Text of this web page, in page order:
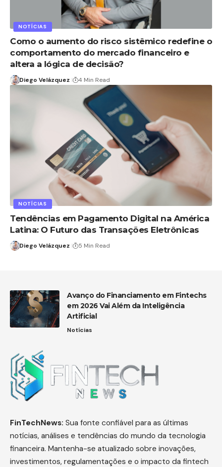
NOTÍCIAS
Como o aumento do risco sistêmico redefine o
comportamento do mercado financeiro e
altera a lógica de decisão?
Diego Velázquez 4 Min Read
NOTÍCIAS
Tendências em Pagamento Digital na América
Latina: O Futuro das Transações Eletrônicas
Diego Velázquez 5 Min Read
Avanço do Financiamento em Fintechs
em 2026 Vai Além da Inteligência
Artificial
Notícias
FinTechNews: Sua fonte confiável para as últimas
notícias, análises e tendências do mundo da tecnologia
financeira. Mantenha-se atualizado sobre inovações,
investimentos, regulamentações e o impacto da fintech